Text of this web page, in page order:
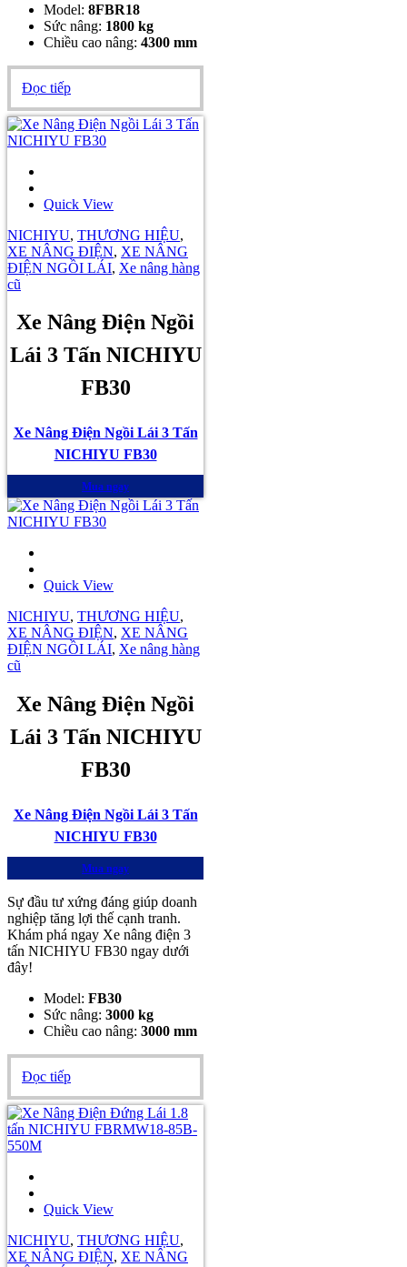
Model: 8FBR18
Sức nâng: 1800 kg
Chiều cao nâng: 4300 mm
Đọc tiếp
Quick View
NICHIYU, THƯƠNG HIỆU,
XE NÂNG ĐIỆN, XE NÂNG
ĐIỆN NGỒI LÁI, Xe nâng hàng
cũ
Xe Nâng Điện Ngồi
Lái 3 Tấn NICHIYU
FB30
Xe Nâng Điện Ngồi Lái 3 Tấn
NICHIYU FB30
Mua ngay
Quick View
NICHIYU, THƯƠNG HIỆU,
XE NÂNG ĐIỆN, XE NÂNG
ĐIỆN NGỒI LÁI, Xe nâng hàng
cũ
Xe Nâng Điện Ngồi
Lái 3 Tấn NICHIYU
FB30
Xe Nâng Điện Ngồi Lái 3 Tấn
NICHIYU FB30
Mua ngay
Sự đầu tư xứng đáng giúp doanh
nghiệp tăng lợi thế cạnh tranh.
Khám phá ngay Xe nâng điện 3
tấn NICHIYU FB30 ngay dưới
đây!
Model: FB30
Sức nâng: 3000 kg
Chiều cao nâng: 3000 mm
Đọc tiếp
Quick View
NICHIYU, THƯƠNG HIỆU,
XE NÂNG ĐIỆN, XE NÂNG